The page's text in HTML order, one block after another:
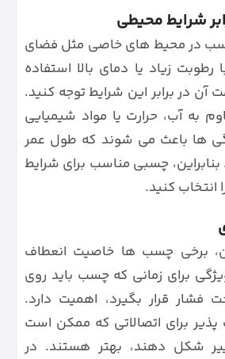
چسب در محیط های خاصی مثل فضای
رطوبت زیاد یا دمای بالا استفاده
آن در برابر این شرایط توجه کنید.
به آب، حرارت یا مواد شیمیایی
ها باعث می شوند که طول عمر
بنابراین، چسبی مناسب برای شرایط
کنید.
برخی چسب ها خاصیت انعطاف
برای زمانی که چسب باید روی
فشار قرار بگیرد، اهمیت دارد.
برای اتصالاتی که ممکن است
شکل دهند، بهتر هستند. در